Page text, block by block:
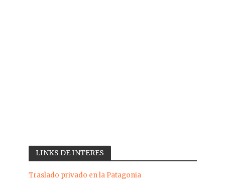
LINKS DE INTERES
Traslado privado en la Patagonia